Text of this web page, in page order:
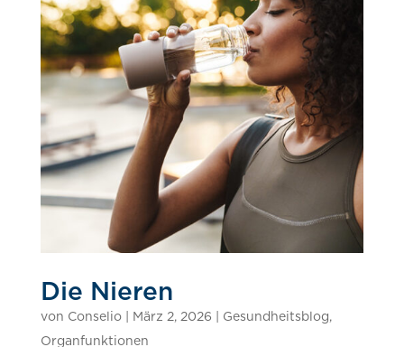
Die Nieren
von Conselio| März 2, 2026 Gesundheitsblog,
Organfunktionen